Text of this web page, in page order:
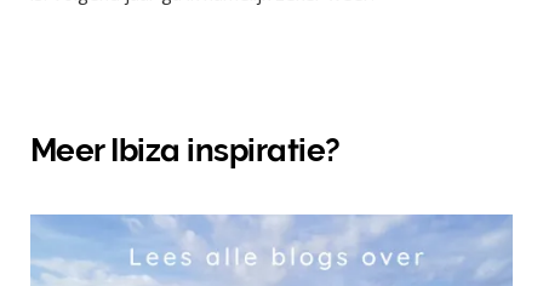
Meer Ibiza inspiratie?